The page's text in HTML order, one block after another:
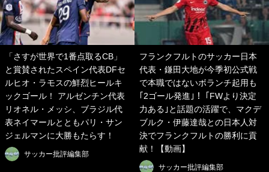
「さすが世界で1番点取るCB」
と賞賛されたスペイン代表DFセ
ルヒオ・ラモスの鮮烈ヒールキ
ックゴール！ アルゼンチン代表
リオネル・メッシ、ブラジル代
表ネイマールとともパリ・サン
ジェルマンに大勝もたらす！
サッカー批評編集部
フランクフルトのサッカー日本
代表・鎌田大地が今季初公式戦
で本職ではないボランチ起用も
｢2ゴール発進｣！ ｢FWより決定
力ある｣と話題の活躍で、マクデ
ブルク・伊藤達哉との日本人対
決でフランクフルトの勝利に貢
献！【動画】
サッカー批評編集部